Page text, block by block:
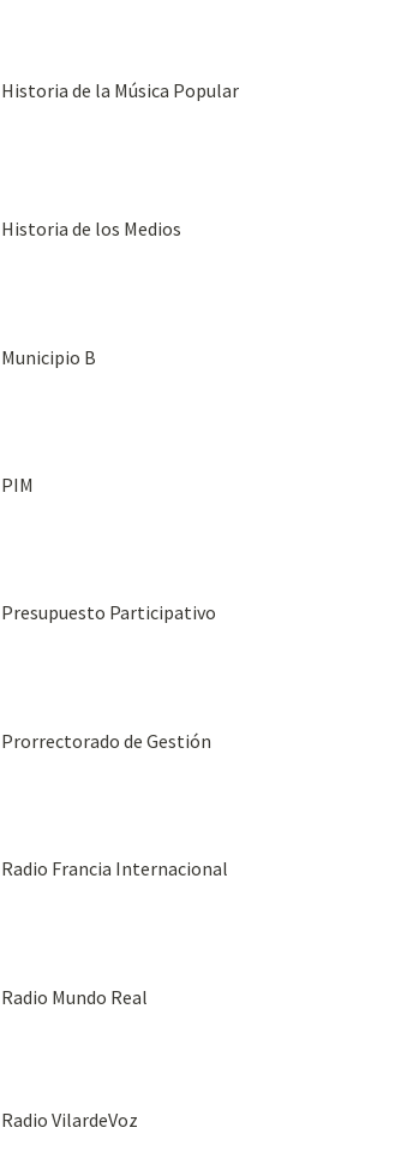
Historia de la Música Popular
Historia de los Medios
Municipio B
PIM
Presupuesto Participativo
Prorrectorado de Gestión
Radio Francia Internacional
Radio Mundo Real
Radio VilardeVoz